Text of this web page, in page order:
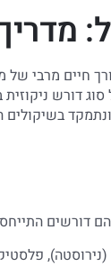
חיים מרבי של
דורש
דורשים